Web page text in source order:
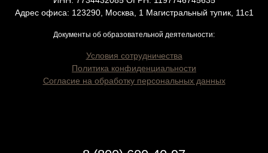
Адрес офиса: 123290, Москва, 1 Магистральный тупик, 11с1
Документы об образовательной деятельности:
Условия сотрудничества
Политика конфиденциальности
Согласие на обработку персональных данных